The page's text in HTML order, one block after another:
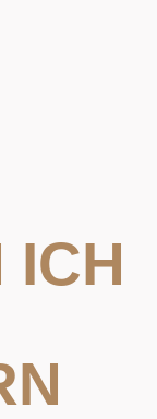
ICH